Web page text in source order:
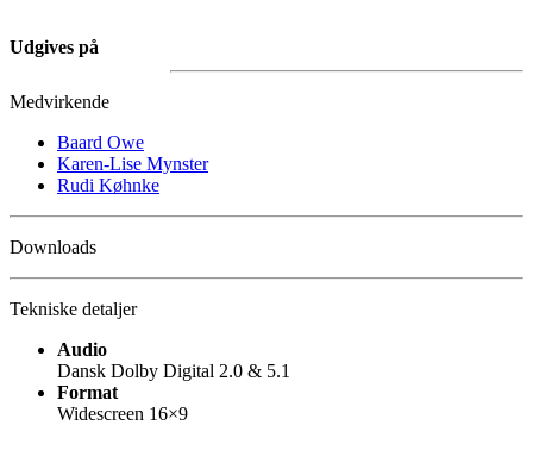
Udgives på
Medvirkende
Baard Owe
Karen-Lise Mynster
Rudi Køhnke
Downloads
Tekniske detaljer
Audio
Dansk Dolby Digital 2.0 & 5.1
Format
Widescreen 16×9